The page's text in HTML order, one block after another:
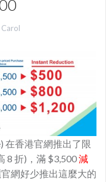
Carol
在香港官網推出了限
8 折)，滿 $3,500減
網好少推出這麼大的